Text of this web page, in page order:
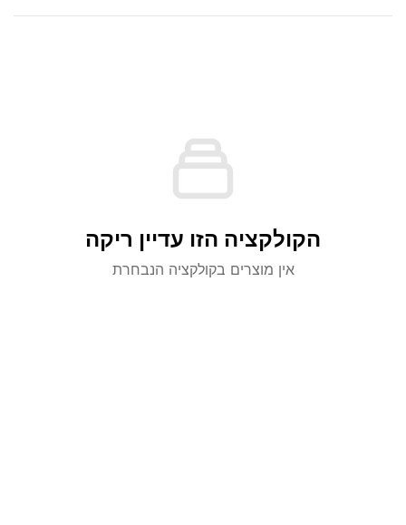
הקולקציה הזו עדיין ריקה
אין מוצרים בקולקציה הנבחרת